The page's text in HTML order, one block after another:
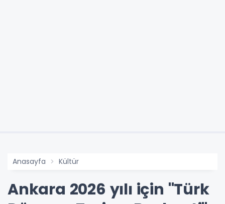
Anasayfa Kültür
Ankara 2026 yılı için "Türk